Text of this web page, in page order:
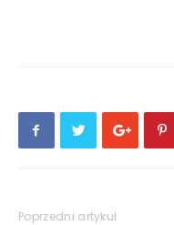
Poprzedni artykuł